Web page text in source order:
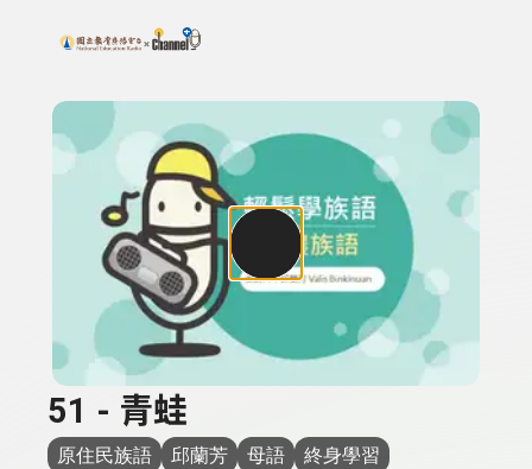
上方功能區塊
搜尋關鍵字：可輸入節目名稱、主持人或關鍵字
51 - 青蛙
原住民族語 邱蘭芳 母語
終身學習